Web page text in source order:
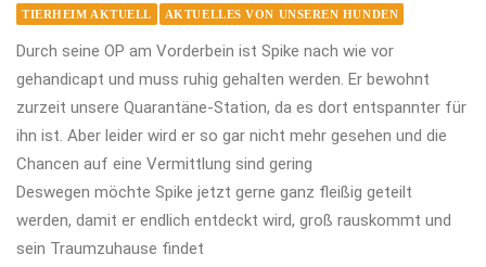
TIERHEIM AKTUELL AKTUELLES VON UNSEREN HUNDEN
Durch seine OP am Vorderbein ist Spike nach wie vor
gehandicapt und muss ruhig gehalten werden. Er bewohnt
zurzeit unsere Quarantäne-Station, da es dort entspannter für
ihn ist. Aber leider wird er so gar nicht mehr gesehen und die
Chancen auf eine Vermittlung sind gering
Deswegen möchte Spike jetzt gerne ganz fleißig geteilt
werden, damit er endlich entdeckt wird, groß rauskommt und
sein Traumzuhause findet